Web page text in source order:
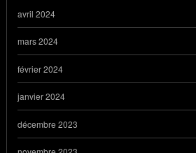
avril 2024
mars 2024
février 2024
janvier 2024
décembre 2023